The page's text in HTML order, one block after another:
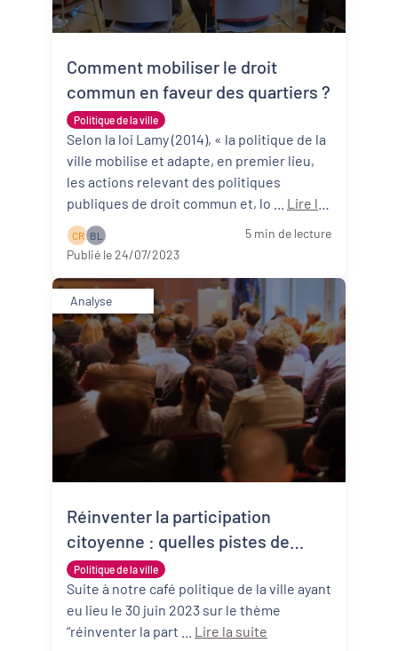
Politique de la ville
Comment mobiliser le droit
commun en faveur des quartiers ?
Selon la loi Lamy (2014), « la politique de la
ville mobilise et adapte, en premier lieu,
les actions relevant des politiques
Lire la
suite
C R B L
5 min de lecture
Publié le 24/07/2023
Analyse
Politique de la ville
Réinventer la participation
citoyenne : quelles pistes de
réflexion ?
Suite à notre café politique de la ville ayant
eu lieu le 30 juin 2023 sur le thème
Lire la suite